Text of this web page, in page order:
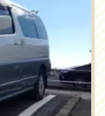
がらまっすぐ
すよこれが。
出来映えじゃ
ましたが、マツ
く買いたたかれ
く帰りたい方
といえば味の
パワステ仕様
腰高な感じで
アに加速。イン
十分。エンジン
もわかる気が